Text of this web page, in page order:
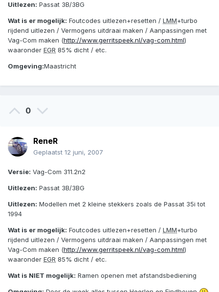
Uitlezen: Passat 3B/3BG
Wat is er mogelijk: Foutcodes uitlezen+resetten / LMM+turbo
rijdend uitlezen / Vermogens uitdraai maken / Aanpassingen met
Vag-Com maken (http://www.gerritspeek.nl/vag-com.html)
waaronder EGR 85% dicht / etc.
Omgeving:Maastricht
0
ReneR
Geplaatst 12 juni, 2007
Versie: Vag-Com 311.2n2
Uitlezen: Passat 3B/3BG
Uitlezen: Modellen met 2 kleine stekkers zoals de Passat 35i tot
1994
Wat is er mogelijk: Foutcodes uitlezen+resetten / LMM+turbo
rijdend uitlezen / Vermogens uitdraai maken / Aanpassingen met
Vag-Com maken (http://www.gerritspeek.nl/vag-com.html)
waaronder EGR 85% dicht / etc.
Wat is NIET mogelijk: Ramen openen met afstandsbediening